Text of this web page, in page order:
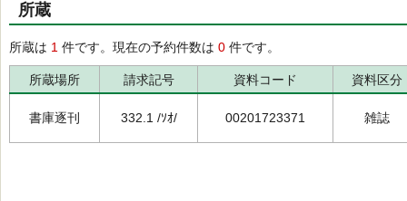
所蔵
所蔵は 1 件です。現在の予約件数は 0 件です。
所蔵場所 請求記号 資料コード 資料区分
書庫逐刊 332.1 /ｿｵ/ 00201723371 雑誌